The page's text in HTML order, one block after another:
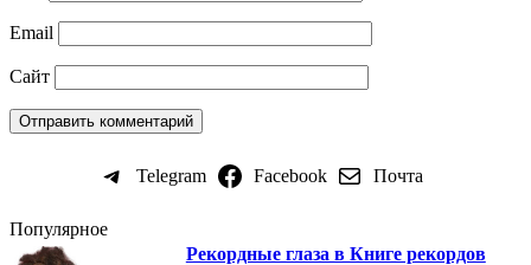
Email
Сайт
Telegram Facebook Почта
Популярное
Рекордные глаза в Книге рекордов